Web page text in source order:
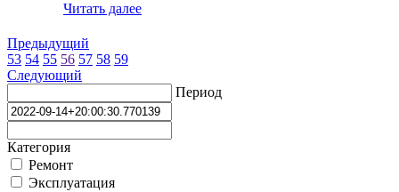
Читать далее
Предыдущий
53 54 55 56 57 58 59
Следующий
Период
Категория
Ремонт
Эксплуатация